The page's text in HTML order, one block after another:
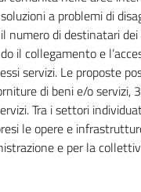
a problemi di
numero di destinatari
il collegamento e
servizi. Le proposte
di beni e/o servizi,
Tra i settori
le opere e
e per la